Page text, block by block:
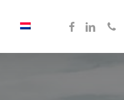
facebooklinkedinphone